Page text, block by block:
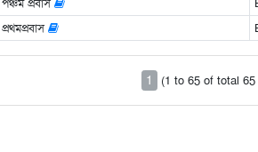
প্রথমপ্রবাস
1 (1 to 65 of total